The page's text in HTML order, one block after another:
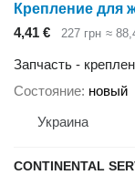
Крепление для
4,41 €
227 грн ≈
Запчасть -
Состояние новый
Украина
CONTINENTAL